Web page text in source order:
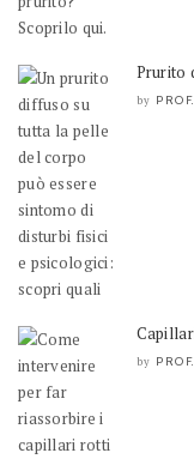
Prurito
by
by